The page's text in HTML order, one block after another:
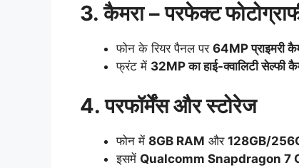
3. कैमरा – परफेक्ट
फोन के रियर पैनल पर 64MP प्राइमरी
फ्रंट में 32MP का हाई-क्वालिटी सेल्फी
4. परफॉर्मेंस और स्टोरेज
फोन में 8GB RAM और 128GB/
इसमें Qualcomm Snapdragon 7